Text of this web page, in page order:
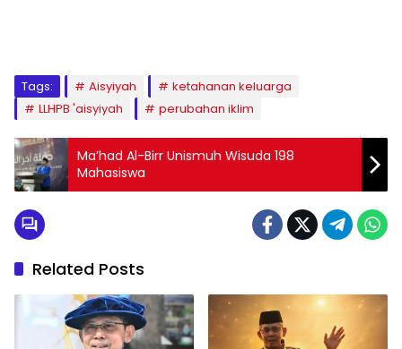
Tags: Aisyiyah
ketahanan keluarga
LLHPB 'aisyiyah
perubahan iklim
Ma’had Al-Birr Unismuh Wisuda 198
Mahasiswa
Related Posts